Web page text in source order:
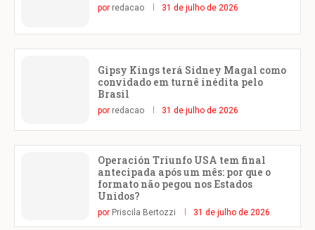
por redacao 31 de julho de 2026
Gipsy Kings terá Sidney Magal como
convidado em turnê inédita pelo
Brasil
por redacao 31 de julho de 2026
Operación Triunfo USA tem final
antecipada após um mês: por que o
formato não pegou nos Estados
Unidos?
por Priscila Bertozzi 31 de julho de 2026